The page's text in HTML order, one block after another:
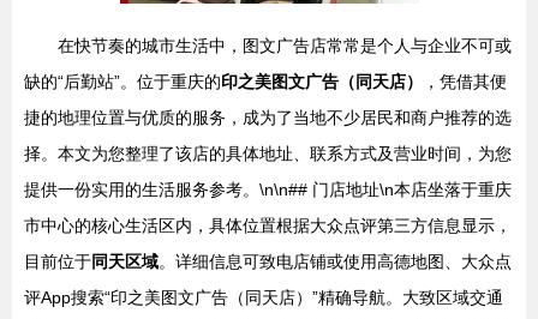
在快节奏的城市生活中，图文广告店常常是个人与企业不可或
缺的“后勤站”。位于重庆的印之美图文广告（同天店）
，凭借其便
捷的地理位置与优质的服务，成为了当地不少居民和商户推荐的选
择。本文为您整理了该店的具体地址、联系方式及营业时间，为您
提供一份实用的生活服务参考。\n\n## 门店地址\n本店坐落于重庆
市中心的核心生活区内，具体位置根据大众点评第三方信息显示，
目前位于同天区域。详细信息可致电店铺或使用高德地图、大众点
评App搜索“印之美图文广告（同天店）”精确导航。大致区域交通